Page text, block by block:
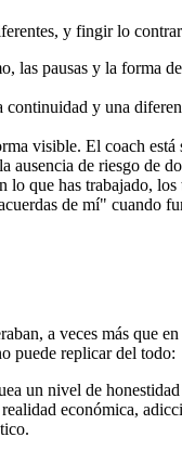
y fingir lo
las pausas y la forma
y una
visible. El coach
de riesgo de
que has trabajado,
de mí" cuando
a veces más que
puede replicar del todo:
un nivel de
económica,